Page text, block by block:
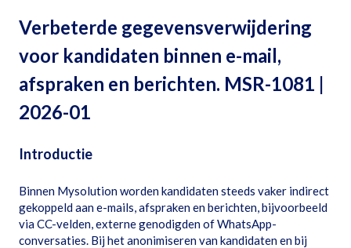
Verbeterde gegevensverwijdering
voor kandidaten binnen e-mail,
afspraken en berichten. MSR-1081 |
2026-01
Introductie
Binnen Mysolution worden kandidaten steeds vaker indirect
gekoppeld aan e-mails, afspraken en berichten, bijvoorbeeld
via CC-velden, externe genodigden of WhatsApp-
conversaties. Bij het anonimiseren van kandidaten en bij